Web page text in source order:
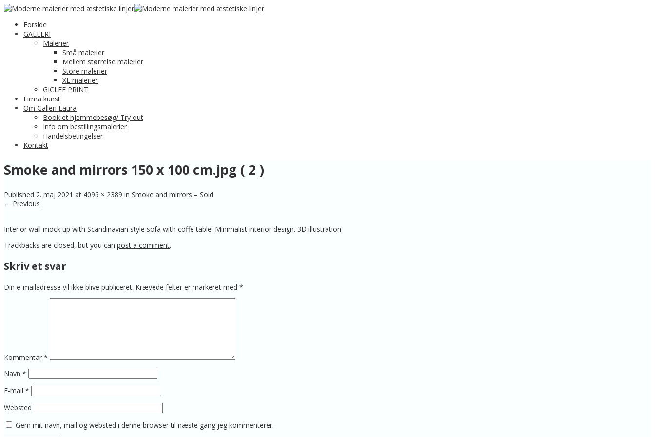
Forside
GALLERI
Malerier
Små malerier
Mellem størrelse malerier
Store malerier
XL malerier
GICLEE PRINT
Firma kunst
Om Galleri Laura
Book et hjemmebesøg/ Try out
Info om bestillingsmalerier
Handelsbetingelser
Kontakt
Smoke and mirrors 150 x 100 cm.jpg ( 2 )
Published 2. maj 2021 at 4096 × 2389 in Smoke and mirrors – Sold
← Previous
Interior wall mock up with Scandinavian style sofa with coffe table. Minimalist interior design. 3D illustration.
Trackbacks are closed, but you can post a comment.
Skriv et svar
Din e-mailadresse vil ikke blive publiceret. Krævede felter er markeret med *
Kommentar *
Navn *
E-mail *
Websted
Gem mit navn, mail og websted i denne browser til næste gang jeg kommenterer.